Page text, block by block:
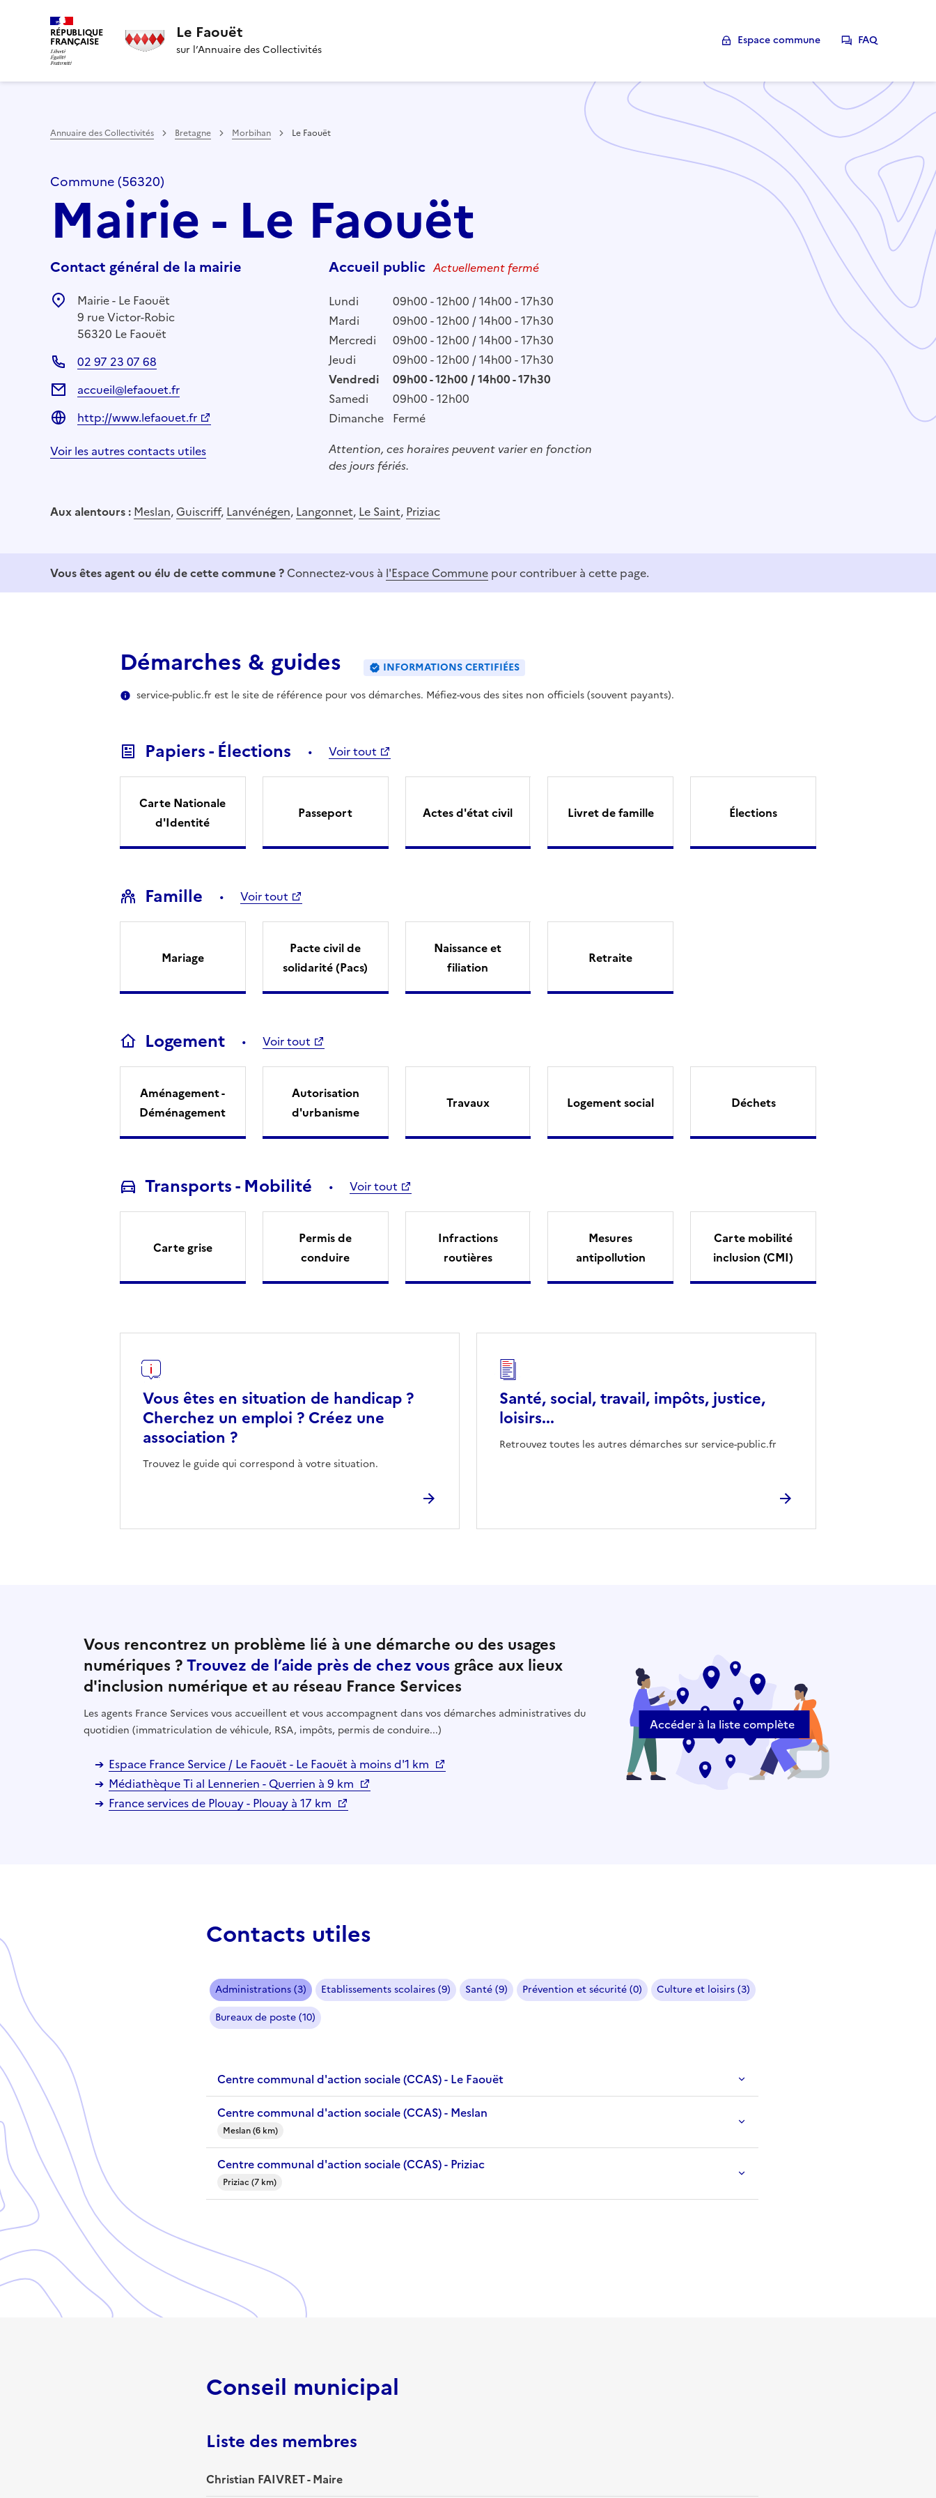
RÉPUBLIQUE
FRANÇAISE Le Faouët
sur l’Annuaire des Collectivités
Espace commune FAQ
Annuaire des Collectivités Bretagne Morbihan Le Faouët
Commune (56320)
Mairie - Le Faouët
Contact général de la mairie
Mairie - Le Faouët
9 rue Victor-Robic
56320 Le Faouët
02 97 23 07 68
accueil@lefaouet.fr
http://www.lefaouet.fr
Voir les autres contacts utiles
Accueil public Actuellement fermé
Lundi
09h00 - 12h00 / 14h00 - 17h30
Mardi
09h00 - 12h00 / 14h00 - 17h30
Mercredi
09h00 - 12h00 / 14h00 - 17h30
Jeudi
09h00 - 12h00 / 14h00 - 17h30
Vendredi
09h00 - 12h00 / 14h00 - 17h30
Samedi
09h00 - 12h00
Dimanche Fermé
Attention, ces horaires peuvent varier en fonction
des jours fériés.
Aux alentours : Meslan,Guiscriff, Lanvénégen, Langonnet, Le Saint, Priziac
Vous êtes agent ou élu de cette commune ? Connectez-vous à l'Espace Commune pour contribuer à cette page.
Démarches & guides
INFORMATIONS CERTIFIÉES
service-public.fr est le site de référence pour vos démarches. Méfiez-vous des sites non officiels (souvent payants).
Papiers - Élections Voir tout
Carte Nationale
d'Identité
Passeport Actes d'état civil Livret de famille Élections
Famille Voir tout
Mariage
Pacte civil de
solidarité (Pacs)
Naissance et
filiation
Retraite
Logement Voir tout
Aménagement -
Déménagement
Autorisation
d'urbanisme
Travaux Logement social Déchets
Transports - Mobilité Voir tout
Carte grise
Permis de
conduire
Infractions
routières
Mesures
antipollution
Carte mobilité
inclusion (CMI)
Vous êtes en situation de handicap ?
Cherchez un emploi ? Créez une
association ?
Trouvez le guide qui correspond à votre situation.
Santé, social, travail, impôts, justice,
loisirs...
Retrouvez toutes les autres démarches sur service-public.fr
Vous rencontrez un problème lié à une démarche ou des usages
numériques ?Trouvez de l’aide près de chez vous grâce aux lieux
d'inclusion numérique et au réseau France Services
Les agents France Services vous accueillent et vous accompagnent dans vos démarches administratives du
quotidien (immatriculation de véhicule, RSA, impôts, permis de conduire...)
Espace France Service / Le Faouët - Le Faouët à moins d'1 km
Médiathèque Ti al Lennerien - Querrien à 9 km
France services de Plouay - Plouay à 17 km
Accéder à la liste complète
Contacts utiles
Administrations (3) Etablissements scolaires (9) Santé (9) Prévention et sécurité (0)
Culture et loisirs (3)
Bureaux de poste (10)
Centre communal d'action sociale (CCAS) - Le Faouët
Centre communal d'action sociale (CCAS) - Meslan
Meslan (6 km)
Centre communal d'action sociale (CCAS) - Priziac
Priziac (7 km)
Conseil municipal
Liste des membres
Christian FAIVRET - Maire